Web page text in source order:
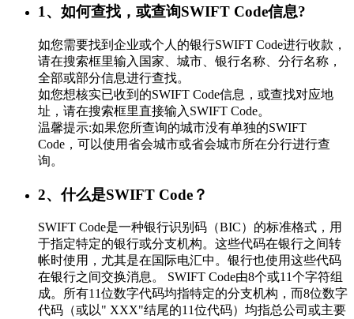
1、如何查找，或查询SWIFT Code信息?
如您需要找到企业或个人的银行SWIFT Code进行收款，
请在搜索框里输入国家、城市、银行名称、分行名称，
全部或部分信息进行查找。
如您想核实已收到的SWIFT Code信息，或查找对应地
址，请在搜索框里直接输入SWIFT Code。
温馨提示:如果您所查询的城市没有单独的SWIFT
Code，可以使用省会城市或省会城市所在分行进行查
询。
2、什么是SWIFT Code？
SWIFT Code是一种银行识别码（BIC）的标准格式，用
于指定特定的银行或分支机构。这些代码在银行之间转
帐时使用，尤其是在国际电汇中。银行也使用这些代码
在银行之间交换消息。 SWIFT Code由8个或11个字符组
成。所有11位数字代码均指特定的分支机构，而8位数字
代码（或以" XXX"结尾的11位代码）均指总公司或主要